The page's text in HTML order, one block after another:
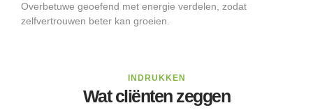
Overbetuwe geoefend met energie verdelen, zodat
zelfvertrouwen beter kan groeien.
INDRUKKEN
Wat cliënten zeggen